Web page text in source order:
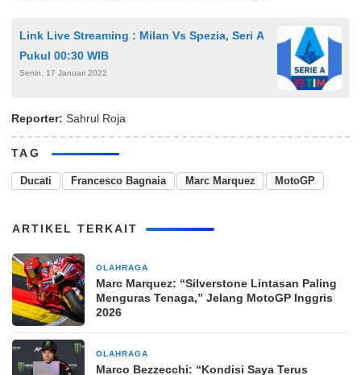
Link Live Streaming : Milan Vs Spezia, Seri A
Pukul 00:30 WIB
Senin, 17 Januari 2022
Reporter: Sahrul Roja
TAG
Ducati Francesco Bagnaia Marc Marquez MotoGP
ARTIKEL TERKAIT
OLAHRAGA
Marc Marquez: “Silverstone Lintasan Paling
Menguras Tenaga,” Jelang MotoGP Inggris
2026
OLAHRAGA
Marco Bezzecchi: “Kondisi Saya Terus